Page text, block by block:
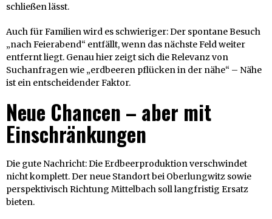
schließen lässt.
Auch für Familien wird es schwieriger: Der spontane Besuch
„nach Feierabend“ entfällt, wenn das nächste Feld weiter
entfernt liegt. Genau hier zeigt sich die Relevanz von
Suchanfragen wie „erdbeeren pflücken in der nähe“ – Nähe
ist ein entscheidender Faktor.
Neue Chancen – aber mit
Einschränkungen
Die gute Nachricht: Die Erdbeerproduktion verschwindet
nicht komplett. Der neue Standort bei Oberlungwitz sowie
perspektivisch Richtung Mittelbach soll langfristig Ersatz
bieten.